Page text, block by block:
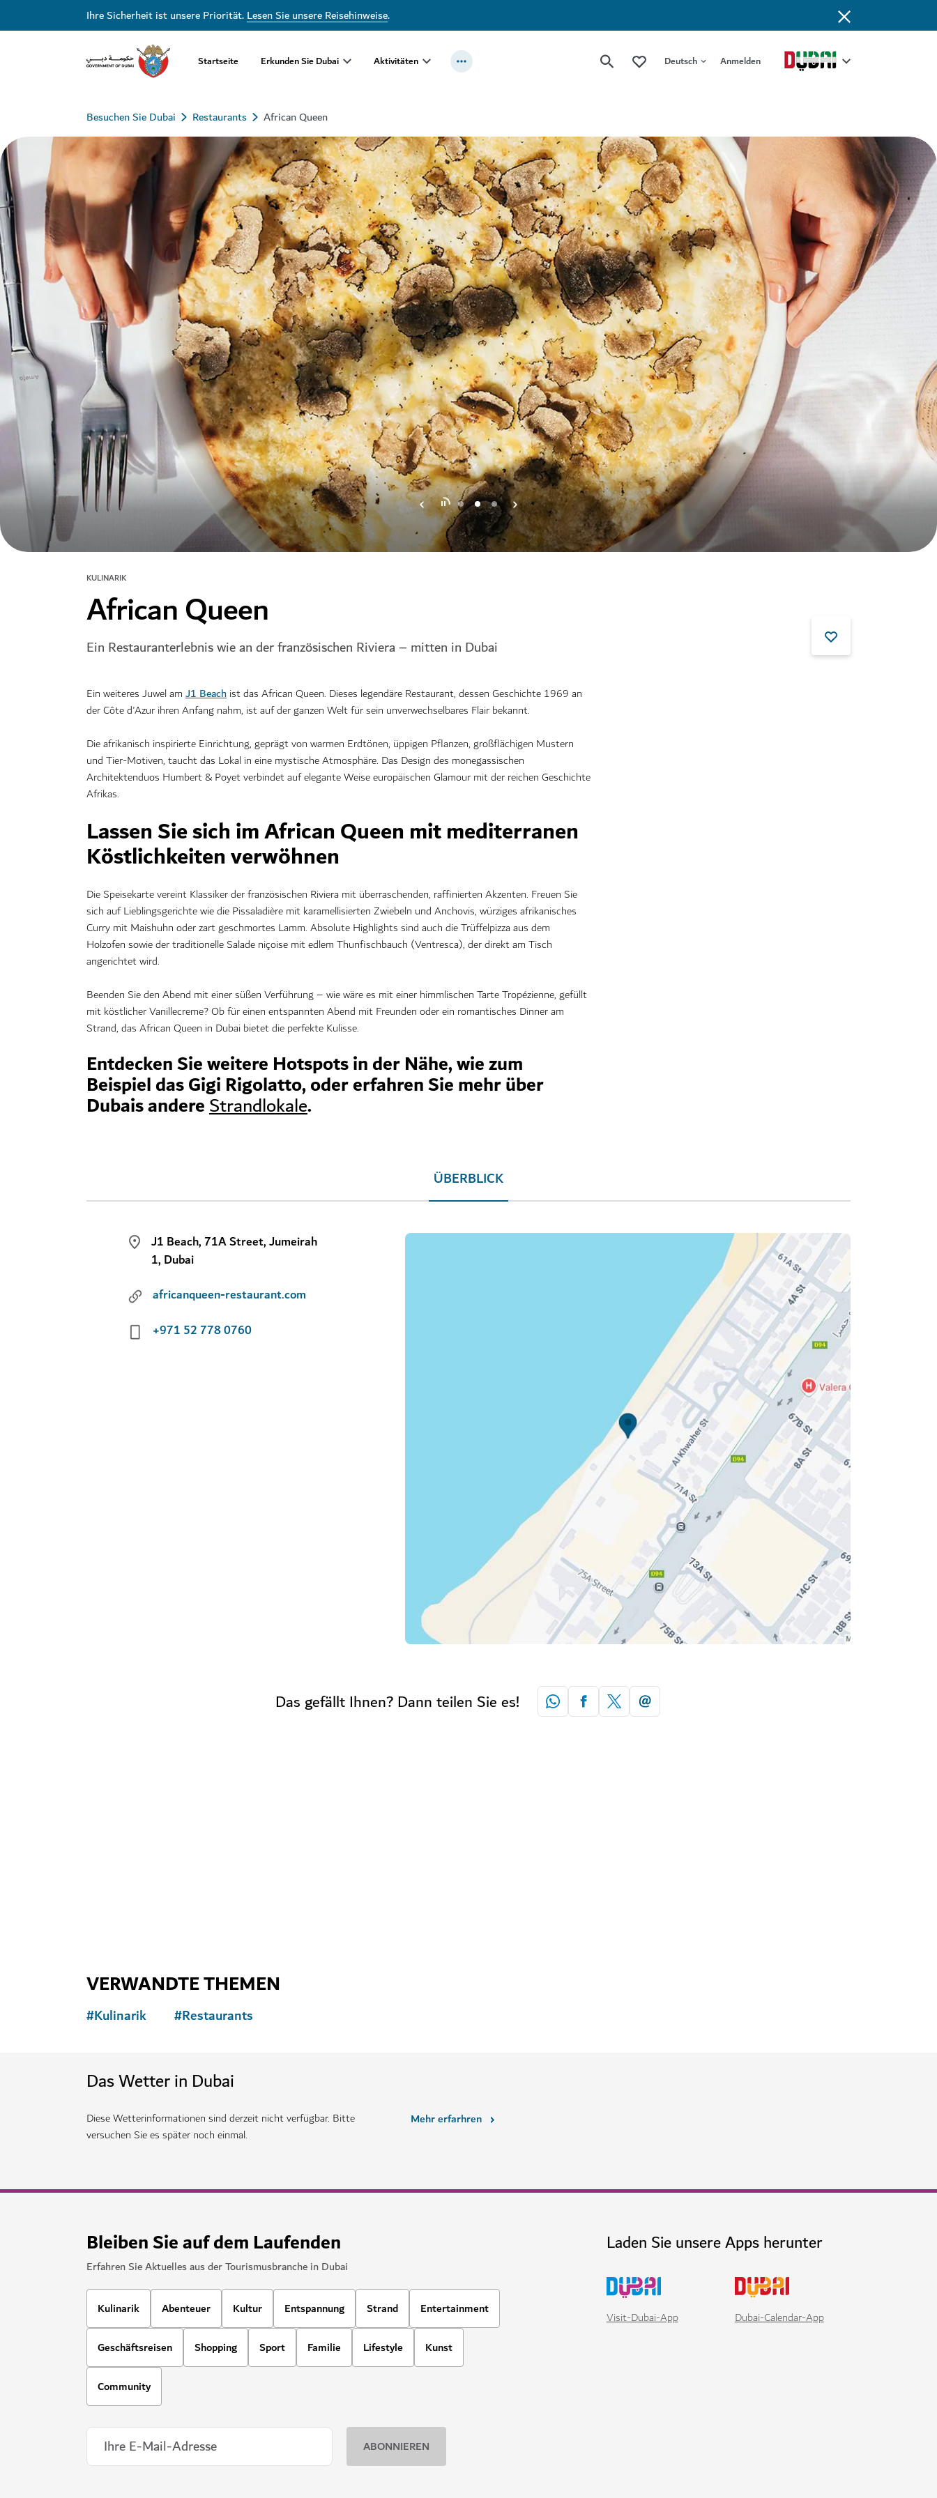
Ihre Sicherheit ist unsere Priorität.Lesen Sie unsere Reisehinweise.
Startseite Erkunden Sie Dubai Aktivitäten Deutsch Anmelden
Besuchen Sie Dubai Restaurants African Queen
KULINARIK
African Queen
Ein Restauranterlebnis wie an der französischen Riviera – mitten in Dubai
Ein weiteres Juwel am J1 Beach ist das African Queen. Dieses legendäre Restaurant, dessen Geschichte 1969 an
der Côte d'Azur ihren Anfang nahm, ist auf der ganzen Welt für sein unverwechselbares Flair bekannt.
Die afrikanisch inspirierte Einrichtung, geprägt von warmen Erdtönen, üppigen Pflanzen, großflächigen Mustern
und Tier-Motiven, taucht das Lokal in eine mystische Atmosphäre. Das Design des monegassischen
Architektenduos Humbert & Poyet verbindet auf elegante Weise europäischen Glamour mit der reichen Geschichte
Afrikas.
Lassen Sie sich im African Queen mit mediterranen
Köstlichkeiten verwöhnen
Die Speisekarte vereint Klassiker der französischen Riviera mit überraschenden, raffinierten Akzenten. Freuen Sie
sich auf Lieblingsgerichte wie die Pissaladière mit karamellisierten Zwiebeln und Anchovis, würziges afrikanisches
Curry mit Maishuhn oder zart geschmortes Lamm. Absolute Highlights sind auch die Trüffelpizza aus dem
Holzofen sowie der traditionelle Salade niçoise mit edlem Thunfischbauch (Ventresca), der direkt am Tisch
angerichtet wird.
Beenden Sie den Abend mit einer süßen Verführung – wie wäre es mit einer himmlischen Tarte Tropézienne, gefüllt
mit köstlicher Vanillecreme? Ob für einen entspannten Abend mit Freunden oder ein romantisches Dinner am
Strand, das African Queen in Dubai bietet die perfekte Kulisse.
Entdecken Sie weitere Hotspots in der Nähe,wie zum
BeispieldasGigi Rigolatto, oder erfahren Sie mehr über
Dubais andereStrandlokale.
ÜBERBLICK
J1 Beach, 71A Street, Jumeirah
1, Dubai
africanqueen-restaurant.com
+971 52 778 0760
Das gefällt Ihnen? Dann teilen Sie es!